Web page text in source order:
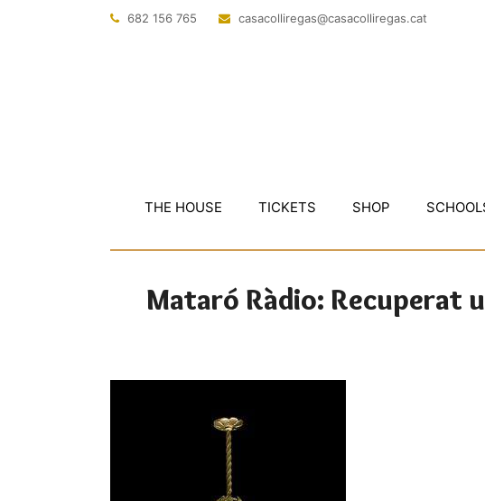
682 156 765 tac.sagerillocasac
@sagerillocasac
THE HOUSE TICKETS SHOP
Mataró Ràdio: Recuperat